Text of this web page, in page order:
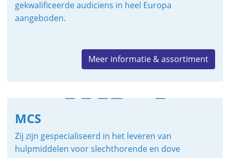
gekwalificeerde audiciens in heel Europa
aangeboden.
Meer informatie & assortiment
MCS
Zij zijn gespecialiseerd in het leveren van
hulpmiddelen voor slechthorende en dove